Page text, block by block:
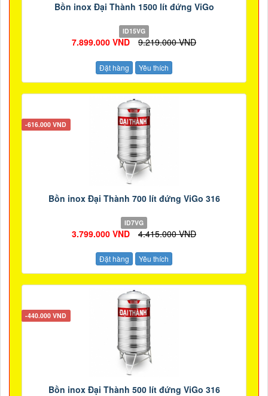
Bồn inox Đại Thành 1500 lít đứng ViGo
ID15VG
7.899.000 VND 9.219.000 VND
Đặt hàng Yêu thích
-616.000 VND
Bồn inox Đại Thành 700 lít đứng ViGo 316
ID7VG
3.799.000 VND 4.415.000 VND
Đặt hàng Yêu thích
-440.000 VND
Bồn inox Đại Thành 500 lít đứng ViGo 316